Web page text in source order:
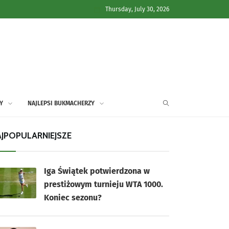
Thursday, July 30, 2026
NAJLEPSI BUKMACHERZY
Iga Świątek potwierdzona w
prestiżowym turnieju WTA 1000.
Koniec sezonu?